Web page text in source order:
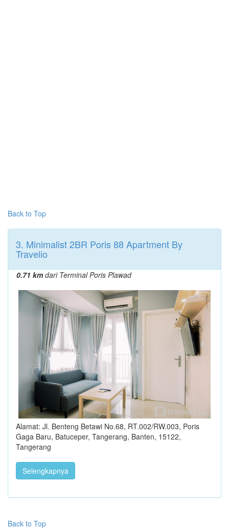
Back to Top
3. Minimalist 2BR Poris 88 Apartment By
Travelio
0.71 kmdari Terminal Poris Plawad
Alamat: Jl. Benteng Betawi No.68, RT.002/RW.003, Poris
Gaga Baru, Batuceper, Tangerang, Banten, 15122,
Tangerang
Selengkapnya
Back to Top